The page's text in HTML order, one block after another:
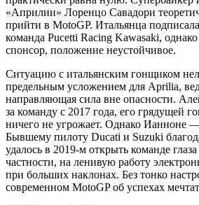
«Априлии» Лоренцо Савадори
прийти в MotoGP. Итальянца
команда Pucetti Racing Kawasaki,
спонсор, положение неустойчивое.
Ситуацию с итальянским гонщиком
предельным усложением для Aprilia,
направляющая сила вне опасности.
за команду с 2017 года, его грядущей
ничего не угрожает. Однако Ианноне
Бывшему пилоту Ducati и Suzuki
удалось в 2019-м открыть команде
частности, на ленивую работу
при больших наклонах. Без тонко
современном MotoGP об успехах